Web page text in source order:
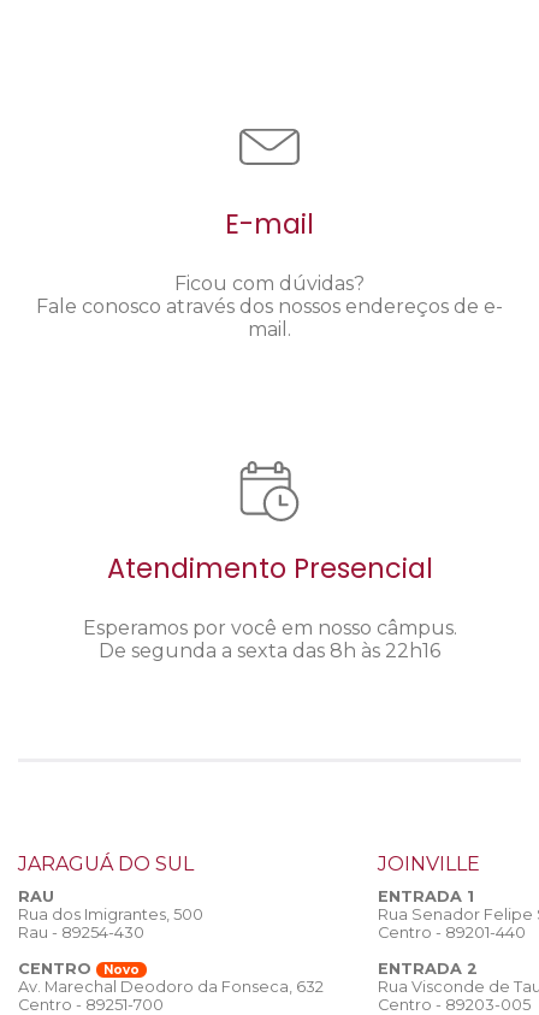
E-mail
Ficou com dúvidas?
Fale conosco através dos nossos endereços de e-
mail.
Atendimento Presencial
Esperamos por você em nosso câmpus.
De segunda a sexta das 8h às 22h16
JARAGUÁ DO SUL
RAU
Rua dos Imigrantes, 500
Rau - 89254-430
CENTRO
Novo
Av. Marechal Deodoro da Fonseca, 632
Centro - 89251-700
JOINVILLE
ENTRADA 1
Rua Senador
Centro - 89201-440
ENTRADA 2
Rua Visconde de
Centro - 89203-005